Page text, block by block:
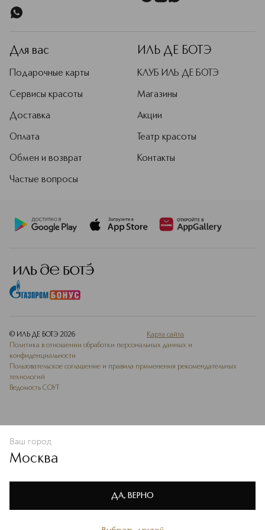
Политике конфиденциальности
Для вас
Подарочные карты
Сервисы красоты
Доставка
Оплата
Обмен и возврат
Частые вопросы
ИЛЬ ДЕ БОТЭ
КЛУБ ИЛЬ ДЕ БОТЭ
Магазины
Акции
Театр красоты
Контакты
© ИЛЬ ДЕ БОТЭ 2026
Карта сайта
Политика в отношении обработки персональных данных и
конфиденциальности
Пользовательское соглашение и правила применения рекомендательных
технологий
Ведомость СОУТ
Ваш город
Москва
ДА, ВЕРНО